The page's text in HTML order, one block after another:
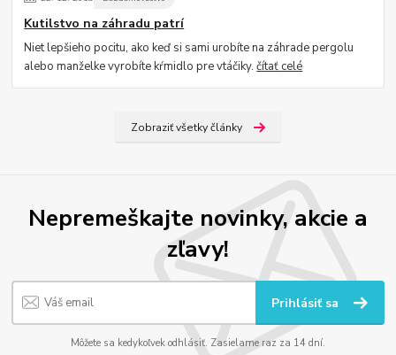
Kutilstvo na záhradu patrí
Niet lepšieho pocitu, ako keď si sami urobíte na záhrade pergolu
alebo manželke vyrobíte kŕmidlo pre vtáčiky.čítať celé
Zobraziť všetky články
Nepremeškajte novinky, akcie a
zľavy!
Prihlásiť sa
Môžete sa kedykoľvek odhlásiť. Zasielame raz za 14 dní.